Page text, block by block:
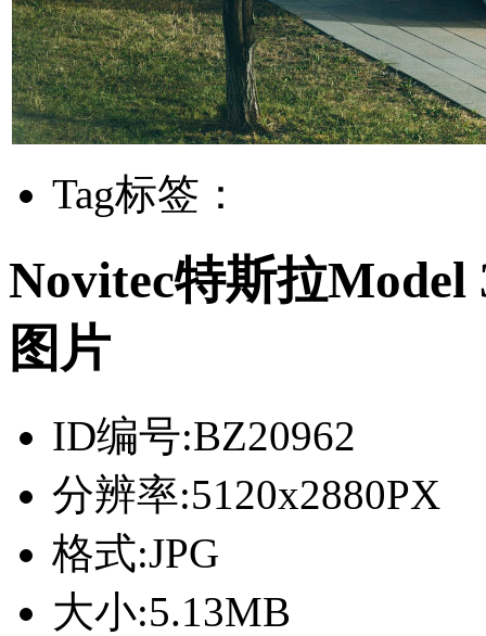
Tag标签：
Novitec特斯拉
图片
ID编号:BZ20962
分辨率:5120x2880PX
格式:JPG
大小:5.13MB